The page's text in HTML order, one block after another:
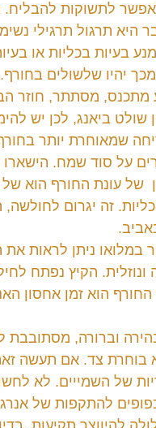
לתשוקות להבליח.
תרגול תרגילי
בעיות בכליות או
יהיו שלשולים
מסתתר, חוזר
שולט ביאנג, לכן יש
שמאוחרת יותר
על סוד שמח.
של עונת החורף הוא
זה יגרום לחולשה,
במלואו ניתן לראות
הקיץ נפתח
הוא זמן אחסון
וברורה, מסתובבת
בוחרת צד. אם תעשה
של השמייים. לא
להתקפות של